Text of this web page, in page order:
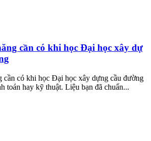
cần có khi học Đại học xây dự
cần có khi học Đại học xây dựng cầu đường
toán hay kỹ thuật. Liệu bạn đã chuẩn...